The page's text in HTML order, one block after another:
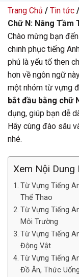
Trang Chủ / Tin tức
Chữ N: Nâng Tầm
Chào mừng bạn
chinh phục tiếng
phú là yếu tố then
hơn về ngôn ngữ
một nhóm từ vựng
bắt đầu bằng chữ
dụng, giúp bạn dễ
Hãy cùng đào sâu
nhé.
Xem Nội Dung
Từ Vựng Tiếng
Thể Thao
Từ Vựng Tiếng
Môi Trường
Từ Vựng Tiếng
Động Vật
Từ Vựng Tiếng
Đồ Ăn, Thức Uống